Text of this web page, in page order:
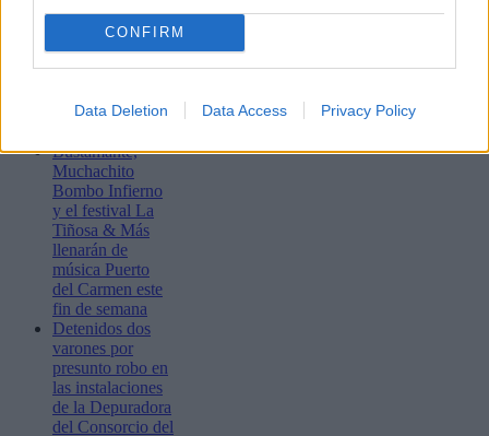
CONFIRM
Data Deletion Data Access Privacy Policy
Lo más leído
Bustamante,
Muchachito
Bombo Infierno
y el festival La
Tiñosa & Más
llenarán de
música Puerto
del Carmen este
fin de semana
Detenidos dos
varones por
presunto robo en
las instalaciones
de la Depuradora
del Consorcio del